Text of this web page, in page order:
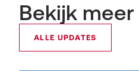
Bekijk
ALLE UPDATES